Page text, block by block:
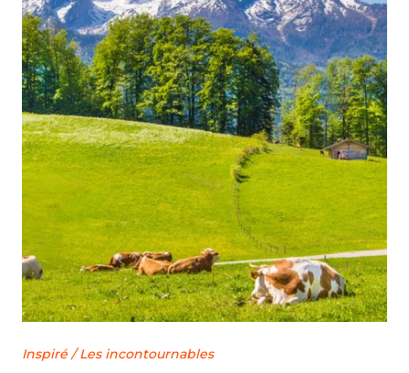
Inspiré /Les incontournables